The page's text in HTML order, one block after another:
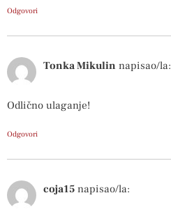
Odgovori
Tonka Mikulin napisao/la:
Odlično ulaganje!
Odgovori
coja15 napisao/la: